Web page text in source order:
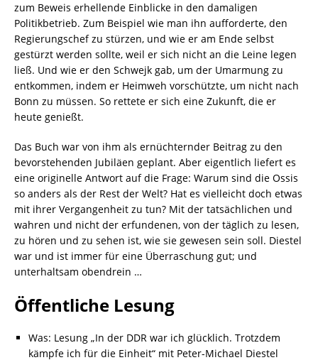
zum Beweis erhellende Einblicke in den damaligen
Politikbetrieb. Zum Beispiel wie man ihn aufforderte, den
Regierungschef zu stürzen, und wie er am Ende selbst
gestürzt werden sollte, weil er sich nicht an die Leine legen
ließ. Und wie er den Schwejk gab, um der Umarmung zu
entkommen, indem er Heimweh vorschützte, um nicht nach
Bonn zu müssen. So rettete er sich eine Zukunft, die er
heute genießt.
Das Buch war von ihm als ernüchternder Beitrag zu den
bevorstehenden Jubiläen geplant. Aber eigentlich liefert es
eine originelle Antwort auf die Frage: Warum sind die Ossis
so anders als der Rest der Welt? Hat es vielleicht doch etwas
mit ihrer Vergangenheit zu tun? Mit der tatsächlichen und
wahren und nicht der erfundenen, von der täglich zu lesen,
zu hören und zu sehen ist, wie sie gewesen sein soll. Diestel
war und ist immer für eine Überraschung gut; und
unterhaltsam obendrein …
Öffentliche Lesung
Was: Lesung „In der DDR war ich glücklich. Trotzdem
kämpfe ich für die Einheit“ mit Peter-Michael Diestel